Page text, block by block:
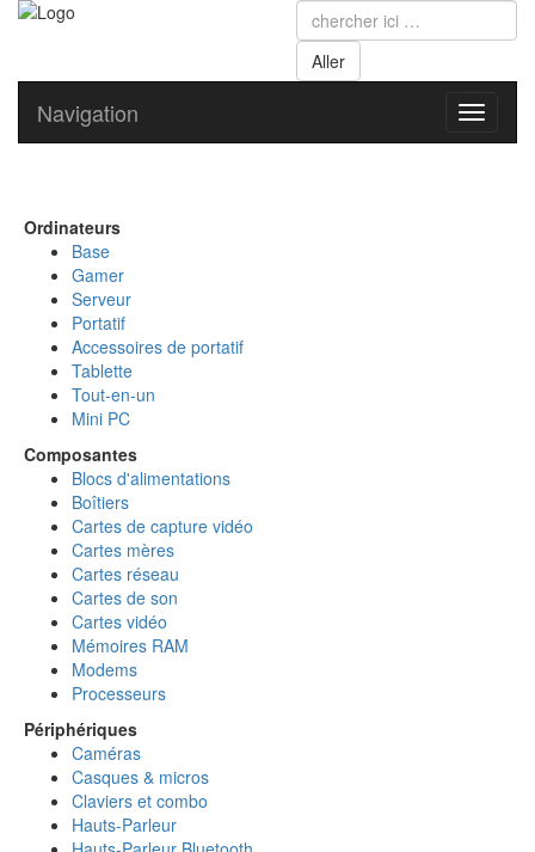
Toggle
Navigation
Ordinateurs
Base
Gamer
Serveur
Portatif
Accessoires de portatif
Tablette
Tout-en-un
Mini PC
Composantes
Blocs d'alimentations
Boîtiers
Cartes de capture vidéo
Cartes mères
Cartes réseau
Cartes de son
Cartes vidéo
Mémoires RAM
Modems
Processeurs
Périphériques
Caméras
Casques & micros
Claviers et combo
Hauts-Parleur